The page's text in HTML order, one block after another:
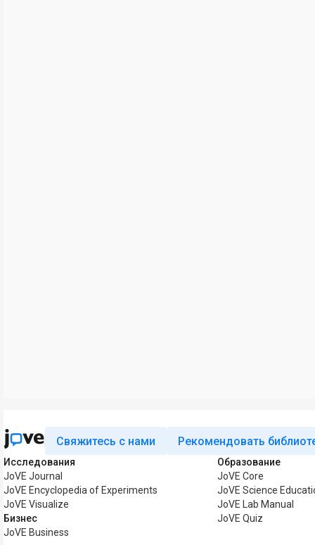
Свяжитесь с нами Рекомендовать
Исследования
JoVE Journal
JoVE Encyclopedia of Experiments
JoVE Visualize
Бизнес
JoVE Business
Образование
JoVE Core
JoVE Science
JoVE Lab Manual
JoVE Quiz